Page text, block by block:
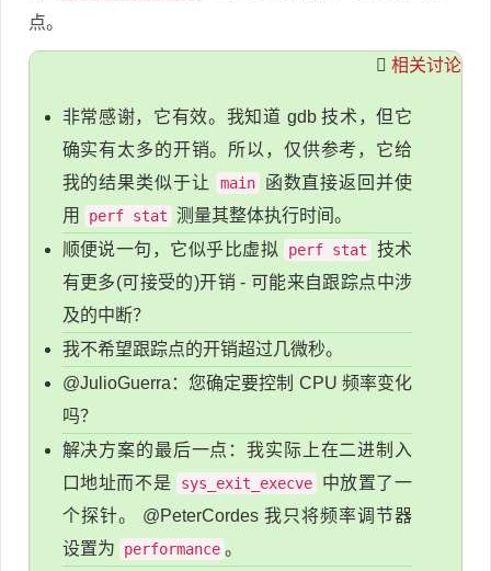
点。
相关讨论
非常感谢，它有效。我知道 gdb 技术，但它
确实有太多的开销。所以，仅供参考，它给
我的结果类似于让
main
函数直接返回并使
用
perf stat 测量其整体执行时间。
顺便说一句，它似乎比虚拟
perf stat
技术
有更多(可接受的)开销 - 可能来自跟踪点中涉
及的中断？
我不希望跟踪点的开销超过几微秒。
@JulioGuerra：您确定要控制 CPU 频率变化
吗？
解决方案的最后一点：我实际上在二进制入
口地址而不是
sys_exit_execve
中放置了一
个探针。 @PeterCordes 我只将频率调节器
设置为
performance 。